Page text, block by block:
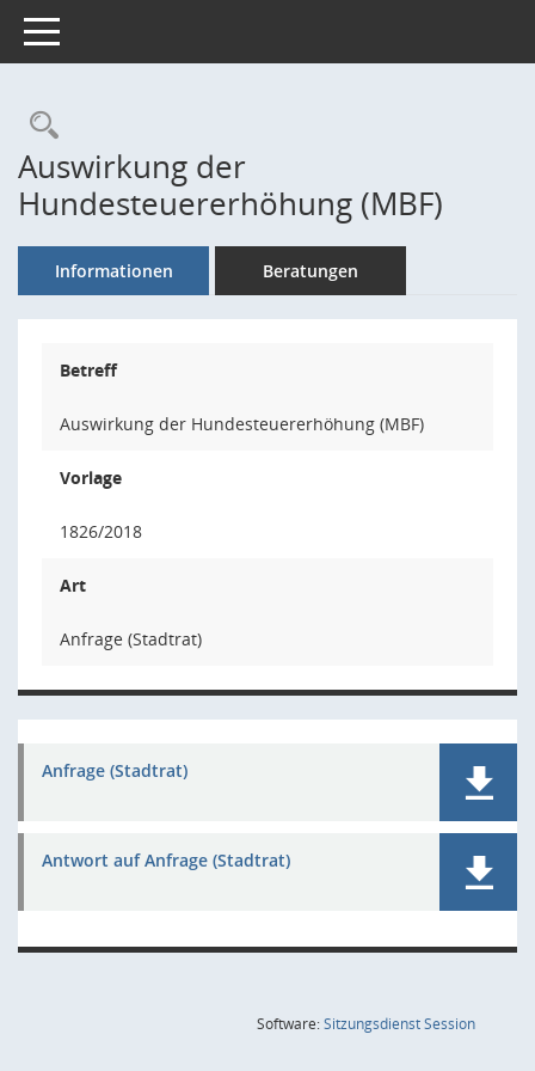
Toggle navigation
Rechercheauswahl
Auswirkung der
Hundesteuererhöhung (MBF)
Informationen Beratungen
Betreff
Auswirkung der Hundesteuererhöhung (MBF)
Vorlage
1826/2018
Art
Anfrage (Stadtrat)
Anfrage (Stadtrat)
Antwort auf Anfrage (Stadtrat)
Software:SitzungsdienstSession(Wird in